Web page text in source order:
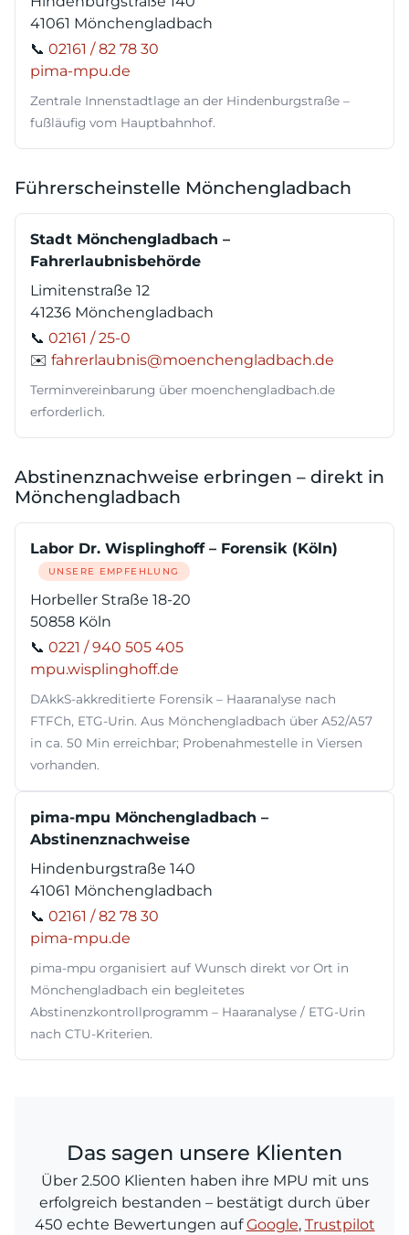
41061 Mönchengladbach
📞 02161 / 82 78 30
pima-mpu.de
Zentrale Innenstadtlage an der Hindenburgstraße –
fußläufig vom Hauptbahnhof.
Führerscheinstelle Mönchengladbach
Stadt Mönchengladbach –
Fahrerlaubnisbehörde
Limitenstraße 12
41236 Mönchengladbach
📞 02161 / 25-0
✉️ fahrerlaubnis@moenchengladbach.de
Terminvereinbarung über moenchengladbach.de
erforderlich.
Abstinenznachweise erbringen – direkt in
Mönchengladbach
Labor Dr. Wisplinghoff – Forensik (Köln)
UNSERE EMPFEHLUNG
Horbeller Straße 18-20
50858 Köln
📞 0221 / 940 505 405
mpu.wisplinghoff.de
DAkkS-akkreditierte Forensik – Haaranalyse nach
FTFCh, ETG-Urin. Aus Mönchengladbach über A52/A57
in ca. 50 Min erreichbar; Probenahmestelle in Viersen
vorhanden.
pima-mpu Mönchengladbach –
Abstinenznachweise
Hindenburgstraße 140
41061 Mönchengladbach
📞 02161 / 82 78 30
pima-mpu.de
pima-mpu organisiert auf Wunsch direkt vor Ort in
Mönchengladbach ein begleitetes
Abstinenzkontrollprogramm – Haaranalyse / ETG-Urin
nach CTU-Kriterien.
Das sagen unsere Klienten
Über 2.500 Klienten haben ihre MPU mit uns
erfolgreich bestanden – bestätigt durch über
450 echte Bewertungen aufGoogle, Trustpilot